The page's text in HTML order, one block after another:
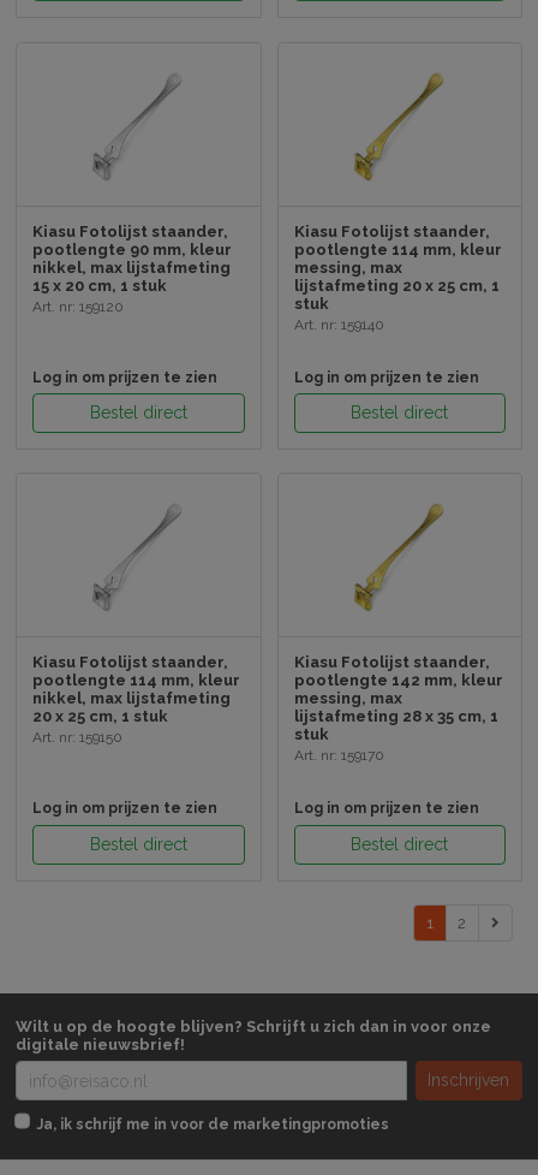
Kiasu Fotolijst staander,
pootlengte 90 mm, kleur
nikkel, max lijstafmeting
15 x 20 cm, 1 stuk
Art. nr: 159120
Log in om prijzen te zien
Bestel direct
Kiasu Fotolijst staander,
pootlengte 114 mm, kleur
messing, max
lijstafmeting 20 x 25 cm, 1
stuk
Art. nr: 159140
Log in om prijzen te zien
Bestel direct
Kiasu Fotolijst staander,
pootlengte 114 mm, kleur
nikkel, max lijstafmeting
20 x 25 cm, 1 stuk
Art. nr: 159150
Log in om prijzen te zien
Bestel direct
Kiasu Fotolijst staander,
pootlengte 142 mm, kleur
messing, max
lijstafmeting 28 x 35 cm, 1
stuk
Art. nr: 159170
Log in om prijzen te zien
Bestel direct
1 2
Wilt u op de hoogte blijven? Schrijft u zich dan in voor onze
digitale nieuwsbrief!
Inschrijven
Ja, ik schrijf me in voor de marketingpromoties